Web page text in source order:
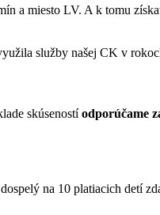
a miesto LV. A k tomu
služby našej CK v
skúsenostíodporúčame
na 10 platiacich detí